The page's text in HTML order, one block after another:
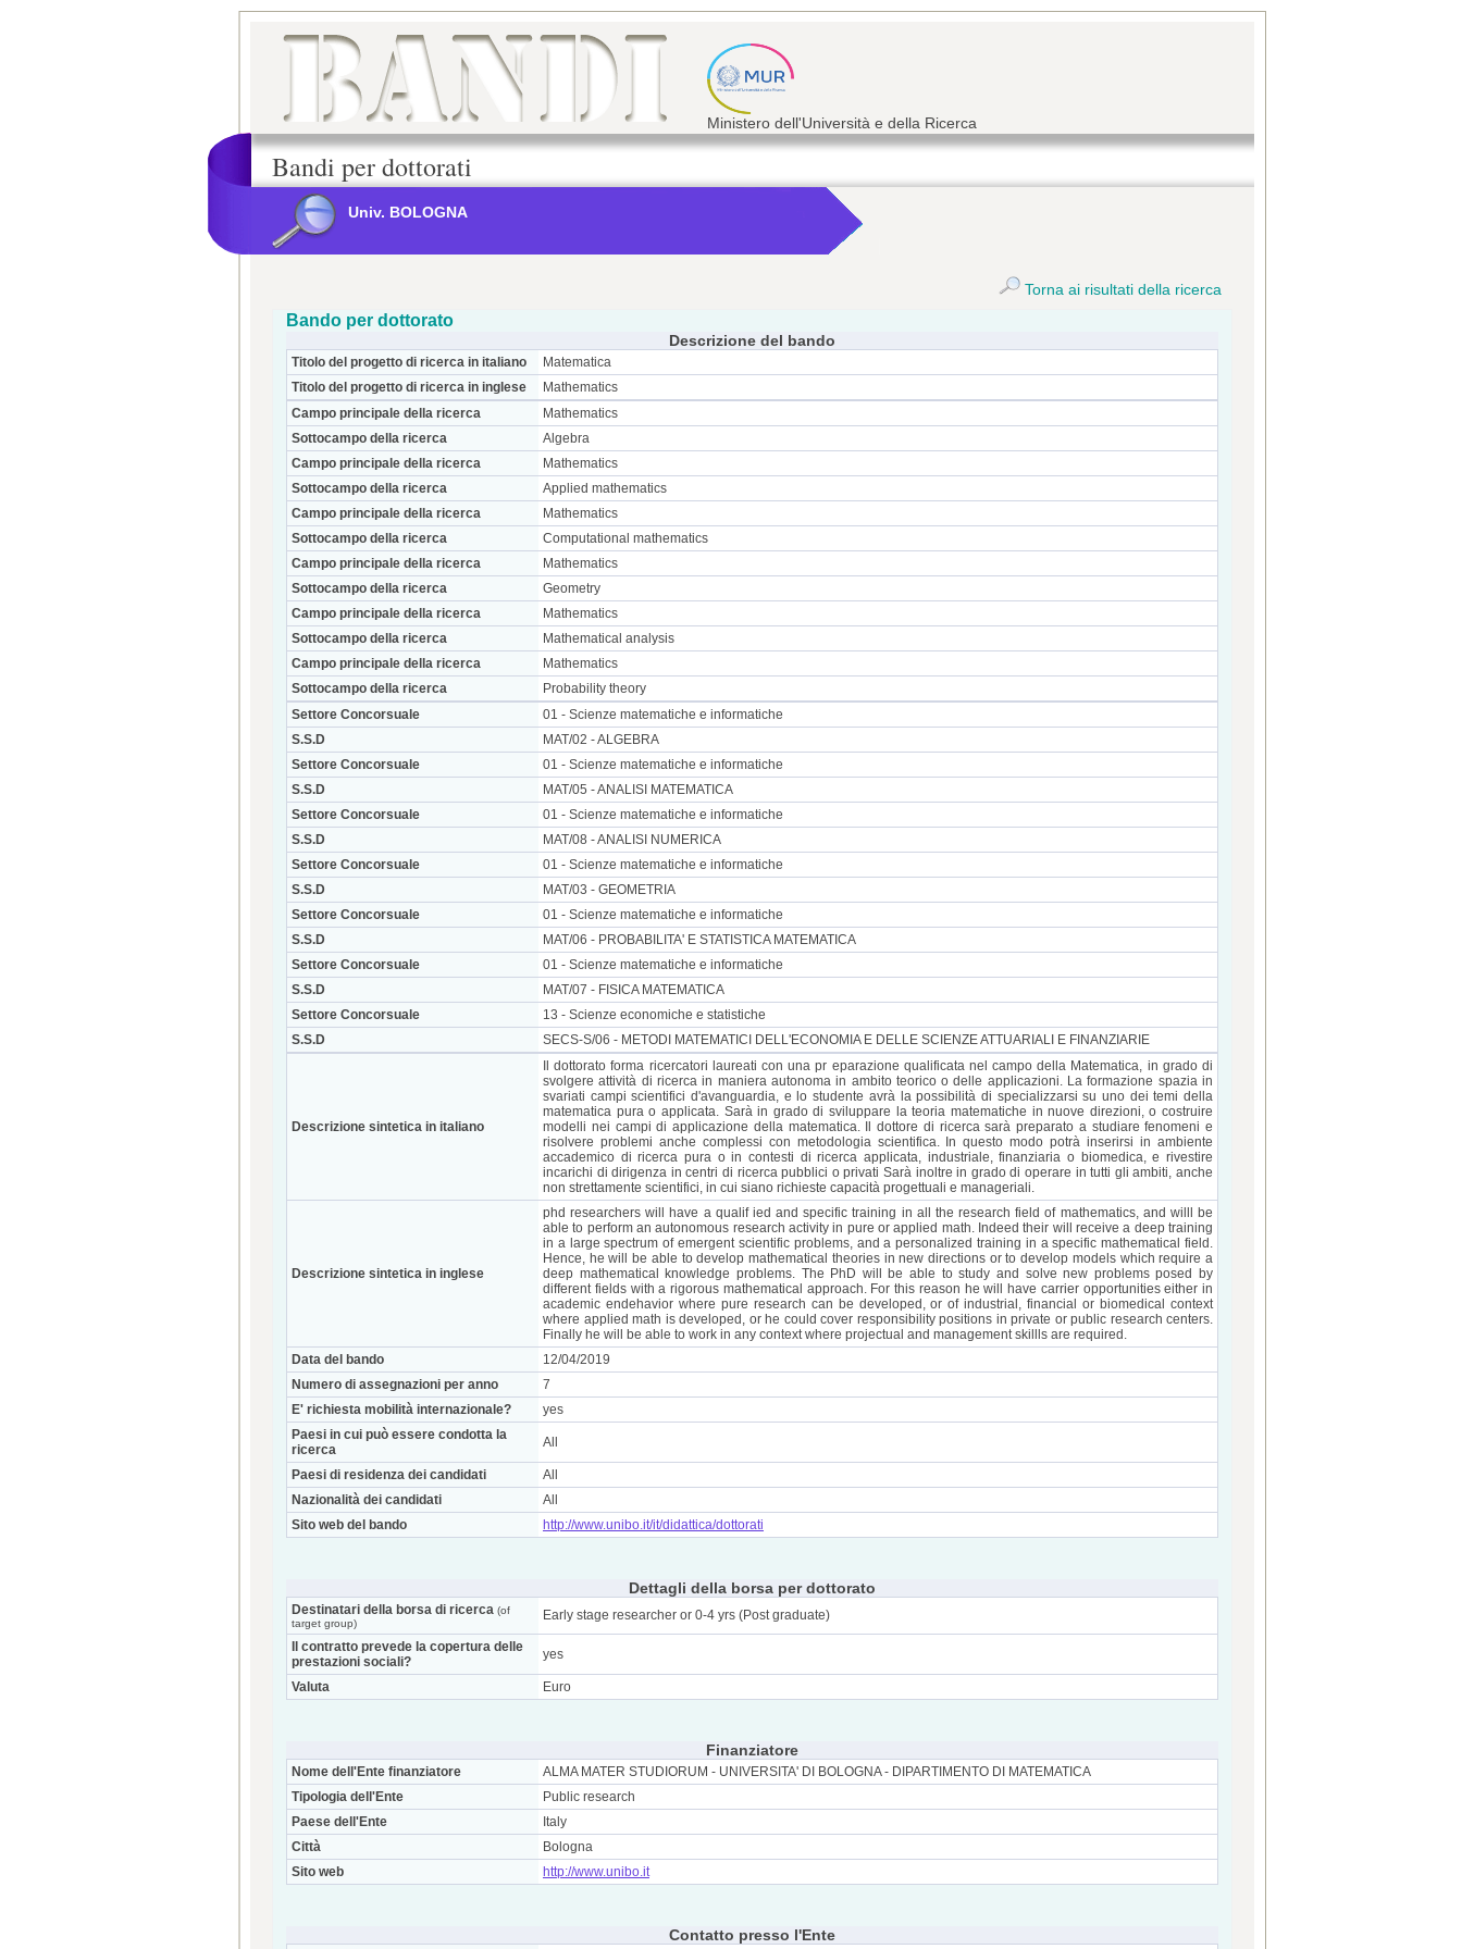
Ministero dell'Università e della Ricerca
Bandi per dottorati
Univ. BOLOGNA
Torna ai risultati della ricerca
Bando per dottorato
Descrizione del bando
Titolo del progetto di ricerca in italiano
Matematica
Titolo del progetto di ricerca in inglese
Mathematics
Campo principale della ricerca
Mathematics
Sottocampo della ricerca
Algebra
Campo principale della ricerca
Mathematics
Sottocampo della ricerca
Applied mathematics
Campo principale della ricerca
Mathematics
Sottocampo della ricerca
Computational mathematics
Campo principale della ricerca
Mathematics
Sottocampo della ricerca
Geometry
Campo principale della ricerca
Mathematics
Sottocampo della ricerca
Mathematical analysis
Campo principale della ricerca
Mathematics
Sottocampo della ricerca
Probability theory
Settore Concorsuale
01 - Scienze matematiche e informatiche
S.S.D
MAT/02 - ALGEBRA
Settore Concorsuale
01 - Scienze matematiche e informatiche
S.S.D
MAT/05 - ANALISI MATEMATICA
Settore Concorsuale
01 - Scienze matematiche e informatiche
S.S.D
MAT/08 - ANALISI NUMERICA
Settore Concorsuale
01 - Scienze matematiche e informatiche
S.S.D
MAT/03 - GEOMETRIA
Settore Concorsuale
01 - Scienze matematiche e informatiche
S.S.D
MAT/06 - PROBABILITA' E STATISTICA MATEMATICA
Settore Concorsuale
01 - Scienze matematiche e informatiche
S.S.D
MAT/07 - FISICA MATEMATICA
Settore Concorsuale
13 - Scienze economiche e statistiche
S.S.D
SECS-S/06 - METODI MATEMATICI DELL'ECONOMIA E DELLE SCIENZE ATTUARIALI E FINANZIARIE
Descrizione sintetica in italiano
Il dottorato forma ricercatori laureati con una pr eparazione qualificata nel campo della Matematica, in grado di
svolgere attività di ricerca in maniera autonoma in ambito teorico o delle applicazioni. La formazione spazia in
svariati campi scientifici d'avanguardia, e lo studente avrà la possibilità di specializzarsi su uno dei temi della
matematica pura o applicata. Sarà in grado di sviluppare la teoria matematiche in nuove direzioni, o costruire
modelli nei campi di applicazione della matematica. Il dottore di ricerca sarà preparato a studiare fenomeni e
risolvere problemi anche complessi con metodologia scientifica. In questo modo potrà inserirsi in ambiente
accademico di ricerca pura o in contesti di ricerca applicata, industriale, finanziaria o biomedica, e rivestire
incarichi di dirigenza in centri di ricerca pubblici o privati Sarà inoltre in grado di operare in tutti gli ambiti, anche
non strettamente scientifici, in cui siano richieste capacità progettuali e manageriali.
Descrizione sintetica in inglese
phd researchers will have a qualif ied and specific training in all the research field of mathematics, and willl be
able to perform an autonomous research activity in pure or applied math. Indeed their will receive a deep training
in a large spectrum of emergent scientific problems, and a personalized training in a specific mathematical field.
Hence, he will be able to develop mathematical theories in new directions or to develop models which require a
deep mathematical knowledge problems. The PhD will be able to study and solve new problems posed by
different fields with a rigorous mathematical approach. For this reason he will have carrier opportunities either in
academic endehavior where pure research can be developed, or of industrial, financial or biomedical context
where applied math is developed, or he could cover responsibility positions in private or public research centers.
Finally he will be able to work in any context where projectual and management skillls are required.
Data del bando
12/04/2019
Numero di assegnazioni per anno
7
E' richiesta mobilità internazionale?
yes
Paesi in cui può essere condotta la
ricerca
All
Paesi di residenza dei candidati
All
Nazionalità dei candidati
All
Sito web del bando
http://www.unibo.it/it/didattica/dottorati
Dettagli della borsa per dottorato
Destinatari della borsa di ricerca (of
target group)
Early stage researcher or 0-4 yrs (Post graduate)
Il contratto prevede la copertura delle
prestazioni sociali?
yes
Valuta Euro
Finanziatore
Nome dell'Ente finanziatore
ALMA MATER STUDIORUM - UNIVERSITA' DI BOLOGNA - DIPARTIMENTO DI MATEMATICA
Tipologia dell'Ente
Public research
Paese dell'Ente
Italy
Città
Bologna
Sito web
http://www.unibo.it
Contatto presso l'Ente